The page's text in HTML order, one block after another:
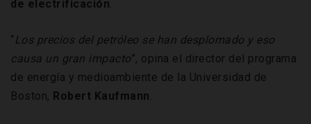
de electrificación.
“ Los precios del petróleo se han desplomado y eso
causa un gran impacto”, opina el director del programa
de energía y medioambiente de la Universidad de
Boston, Robert Kaufmann.